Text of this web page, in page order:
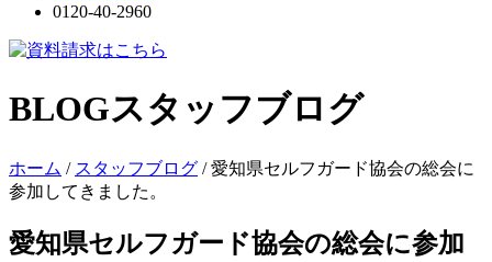
0120-40-2960
BLOGスタッフブログ
ホーム / スタッフブログ /愛知県セルフガード協会の総会に
参加してきました。
愛知県セルフガード協会の総会に参加